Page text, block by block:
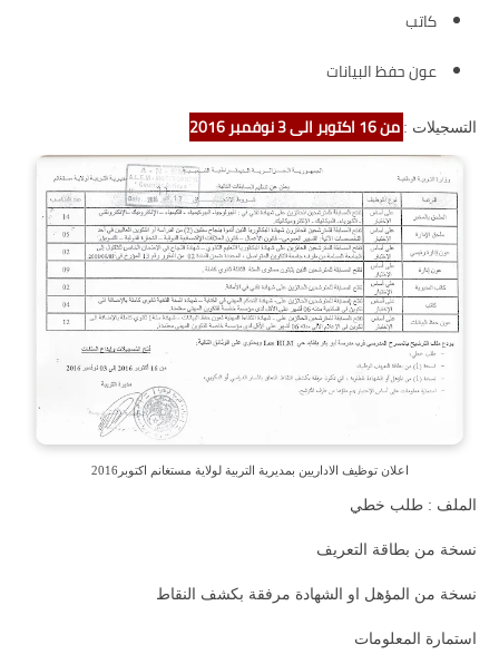
كاتب
عون حفظ البيانات
التسجيلات : من 16 اكتوبر الى 3 نوفمبر 2016
اعلان توظيف الاداريين بمديرية التربية لولاية مستغانم اكتوبر2016
الملف : طلب خطي
نسخة من بطاقة التعريف
نسخة من المؤهل او الشهادة مرفقة بكشف النقاط
استمارة المعلومات